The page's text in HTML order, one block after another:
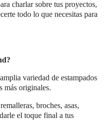
charlar sobre tus proyectos,
todo lo que necesitas para
variedad de estampados
más originales.
broches, asas,
el toque final a tus